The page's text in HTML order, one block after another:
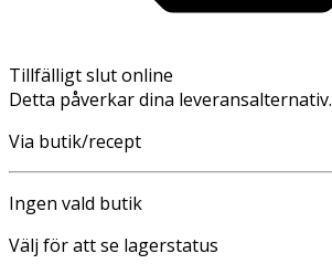
Tillfälligt slut online
Detta påverkar dina leveransalternativ.
Via butik/recept
Ingen vald butik
Välj för att se lagerstatus